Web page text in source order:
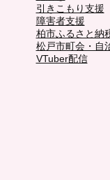
引きこもり支援
障害者支援
柏市ふるさと納
松戸市町会・自
VTuber配信